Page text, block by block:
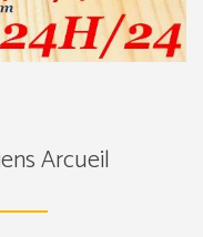
Arcueil